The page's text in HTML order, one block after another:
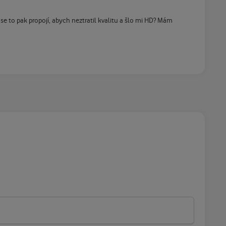
to pak propojí, abych neztratil kvalitu a šlo mi HD? Mám